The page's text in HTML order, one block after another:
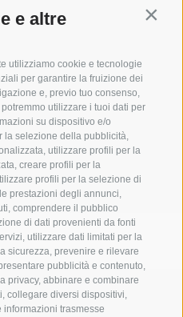
e altre
utilizziamo cookie e tecnologie
per garantire la fruizione dei
e, previo tuo consenso,
utilizzare i tuoi dati per
su dispositivo e/o
la selezione della pubblicità,
utilizzare profili per la
creare profili per la
profili per la selezione di
prestazioni degli annunci,
comprendere il pubblico
di dati provenienti da fonti
utilizzare dati limitati per la
sicurezza, prevenire e rilevare
pubblicità e contenuto,
privacy, abbinare e combinare
collegare diversi dispositivi,
trasmesse
Ai nostri clienti offriamo un
di grandi e piccoli progetti
di intervento:
ESG
VARNA
39040 Varna